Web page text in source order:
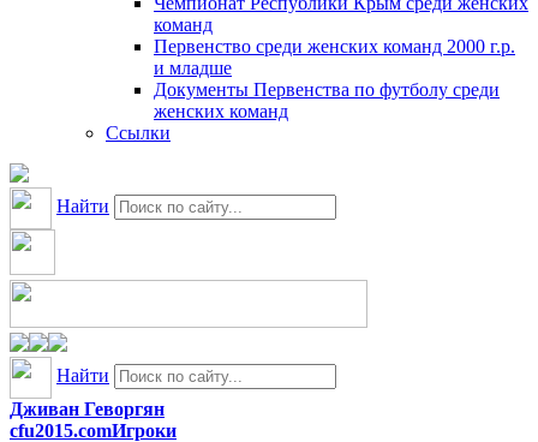
команд
Первенство среди женских команд 2000 г.р.
и младше
Документы Первенства по футболу среди
женских команд
Ссылки
Найти
Найти
Дживан Геворгян
cfu2015.comИгроки